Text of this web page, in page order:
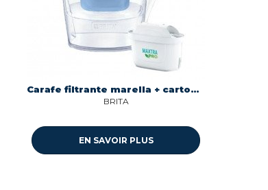
Carafe filtrante marella + cartouche maxtra pro inclus Brita 1051119
BRITA
EN SAVOIR PLUS